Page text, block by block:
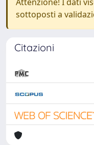
sottoposti a
Citazioni